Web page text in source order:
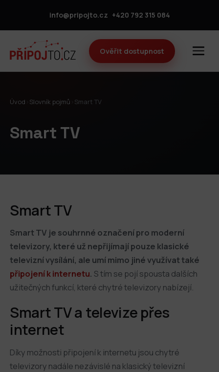
info@pripojto.cz +420 792 315 084
Ověřit dostupnost
Úvod Slovník pojmů Smart TV
Smart TV
Smart TV
Smart TV je souhrnné označení pro moderní
televizory, které už nepřijímají pouze klasické
televizní vysílání, ale umí mimo jiné využívat také
připojení k internetu. S tím se pojí spousta dalších
užitečných funkcí, které chytré televizory nabízejí.
Smart TV a televize přes
internet
Díky možnosti připojení k internetu jsou chytré
televizory nadále nezávislé na klasický televizní